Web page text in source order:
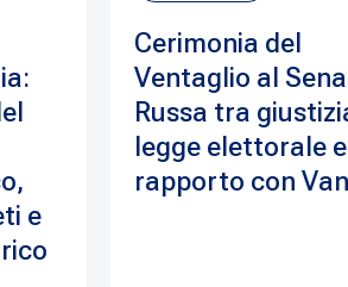
e
Cerimonia del
Ventaglio al
Russa tra
legge elettorale
rapporto con